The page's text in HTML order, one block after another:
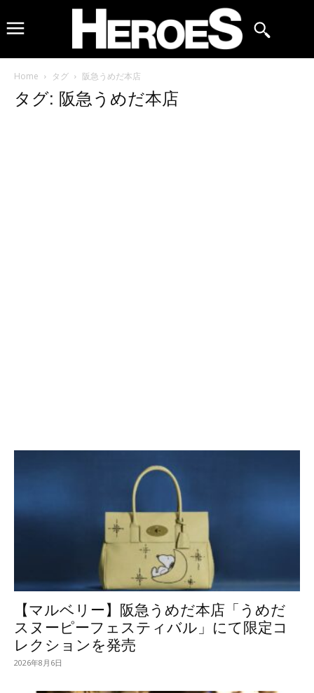
Home タグ 阪急うめだ本店
タグ: 阪急うめだ本店
【マルベリー】阪急うめだ本店「うめだ
スヌーピーフェスティバル」にて限定コ
レクションを発売
2026年8月6日